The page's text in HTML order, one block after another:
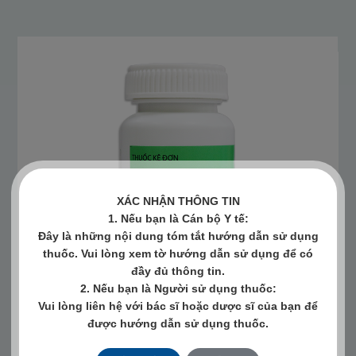
XÁC NHẬN THÔNG TIN
1. Nếu bạn là Cán bộ Y tế:
Đây là những nội dung tóm tắt hướng dẫn sử dụng
thuốc. Vui lòng xem tờ hướng dẫn sử dụng để có
đầy đủ thông tin.
2. Nếu bạn là Người sử dụng thuốc:
Vui lòng liên hệ với bác sĩ hoặc dược sĩ của bạn để
được hướng dẫn sử dụng thuốc.